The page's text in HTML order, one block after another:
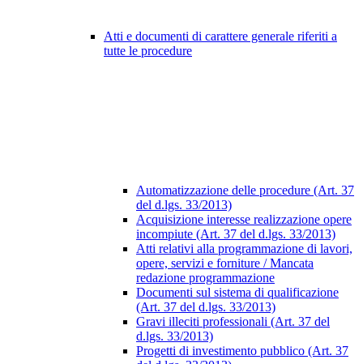
Atti e documenti di carattere generale riferiti a
tutte le procedure
Automatizzazione delle procedure (Art. 37
del d.lgs. 33/2013)
Acquisizione interesse realizzazione opere
incompiute (Art. 37 del d.lgs. 33/2013)
Atti relativi alla programmazione di lavori,
opere, servizi e forniture / Mancata
redazione programmazione
Documenti sul sistema di qualificazione
(Art. 37 del d.lgs. 33/2013)
Gravi illeciti professionali (Art. 37 del
d.lgs. 33/2013)
Progetti di investimento pubblico (Art. 37